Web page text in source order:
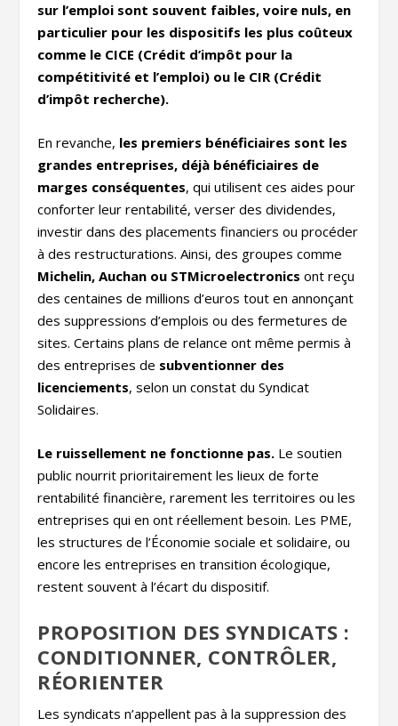
sur l’emploi sont souvent faibles, voire nuls, en
particulier pour les dispositifs les plus coûteux
comme le CICE (Crédit d’impôt pour la
compétitivité et l’emploi) ou le CIR (Crédit
d’impôt recherche).
En revanche, les premiers bénéficiaires sont les
grandes entreprises, déjà bénéficiaires de
marges conséquentes, qui utilisent ces aides pour
conforter leur rentabilité, verser des dividendes,
investir dans des placements financiers ou procéder
à des restructurations. Ainsi, des groupes comme
Michelin, Auchan ou STMicroelectronics ont reçu
des centaines de millions d’euros tout en annonçant
des suppressions d’emplois ou des fermetures de
sites. Certains plans de relance ont même permis à
des entreprises de subventionner des
licenciements, selon un constat du Syndicat
Solidaires.
Le ruissellement ne fonctionne pas. Le soutien
public nourrit prioritairement les lieux de forte
rentabilité financière, rarement les territoires ou les
entreprises qui en ont réellement besoin. Les PME,
les structures de l’Économie sociale et solidaire, ou
encore les entreprises en transition écologique,
restent souvent à l’écart du dispositif.
PROPOSITION DES SYNDICATS :
CONDITIONNER, CONTRÔLER,
RÉORIENTER
Les syndicats n’appellent pas à la suppression des